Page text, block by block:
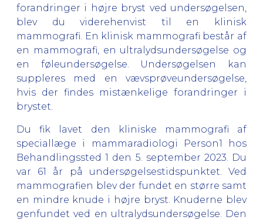
forandringer i højre bryst ved undersøgelsen,
blev du viderehenvist til en klinisk
mammografi. En klinisk mammografi består af
en mammografi, en ultralydsundersøgelse og
en føleundersøgelse. Undersøgelsen kan
suppleres med en vævsprøveundersøgelse,
hvis der findes mistænkelige forandringer i
brystet.
Du fik lavet den kliniske mammografi af
speciallæge i mammaradiologi Person1 hos
Behandlingssted 1 den 5. september 2023. Du
var 61 år på undersøgelsestidspunktet. Ved
mammografien blev der fundet en større samt
en mindre knude i højre bryst. Knuderne blev
genfundet ved en ultralydsundersøgelse. Den